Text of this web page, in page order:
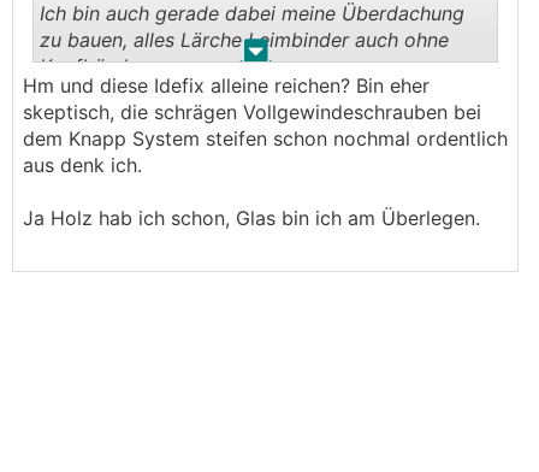
. .
Ich bin auch gerade dabei meine Überdachung
zu bauen, alles Lärche Leimbinder auch ohne
Kopfbänder.
Habe mir die hier bestellt.https://www.sihga.co
m/ecommerce/product?product_id=546930
Und schon verbaut. Also ich hab die IF308...
würdest du auch brauchen bei 14/14 Stehern
kann ich dir einen Kontakt geben.
Glasdealer....erste Angebote von Glaserei inkl.
Hm und diese Idefix alleine reichen? Bin eher
skeptisch, die schrägen Vollgewindeschrauben bei
dem Knapp System steifen schon nochmal ordentlich
aus denk ich.
Ja Holz hab ich schon, Glas bin ich am Überlegen.